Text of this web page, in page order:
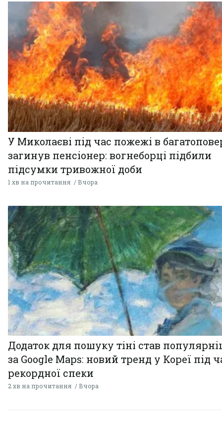
У Миколаєві під час пожежі в
загинув пенсіонер: вогнеборці підбили
підсумки тривожної доби
1 хв на прочитання Вчора
Додаток для пошуку тіні став
за Google Maps: новий тренд у Кореї під
рекордної спеки
2 хв на прочитання Вчора